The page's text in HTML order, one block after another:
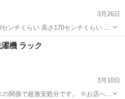
3月26日
収納家具
機 ラック
3月10日